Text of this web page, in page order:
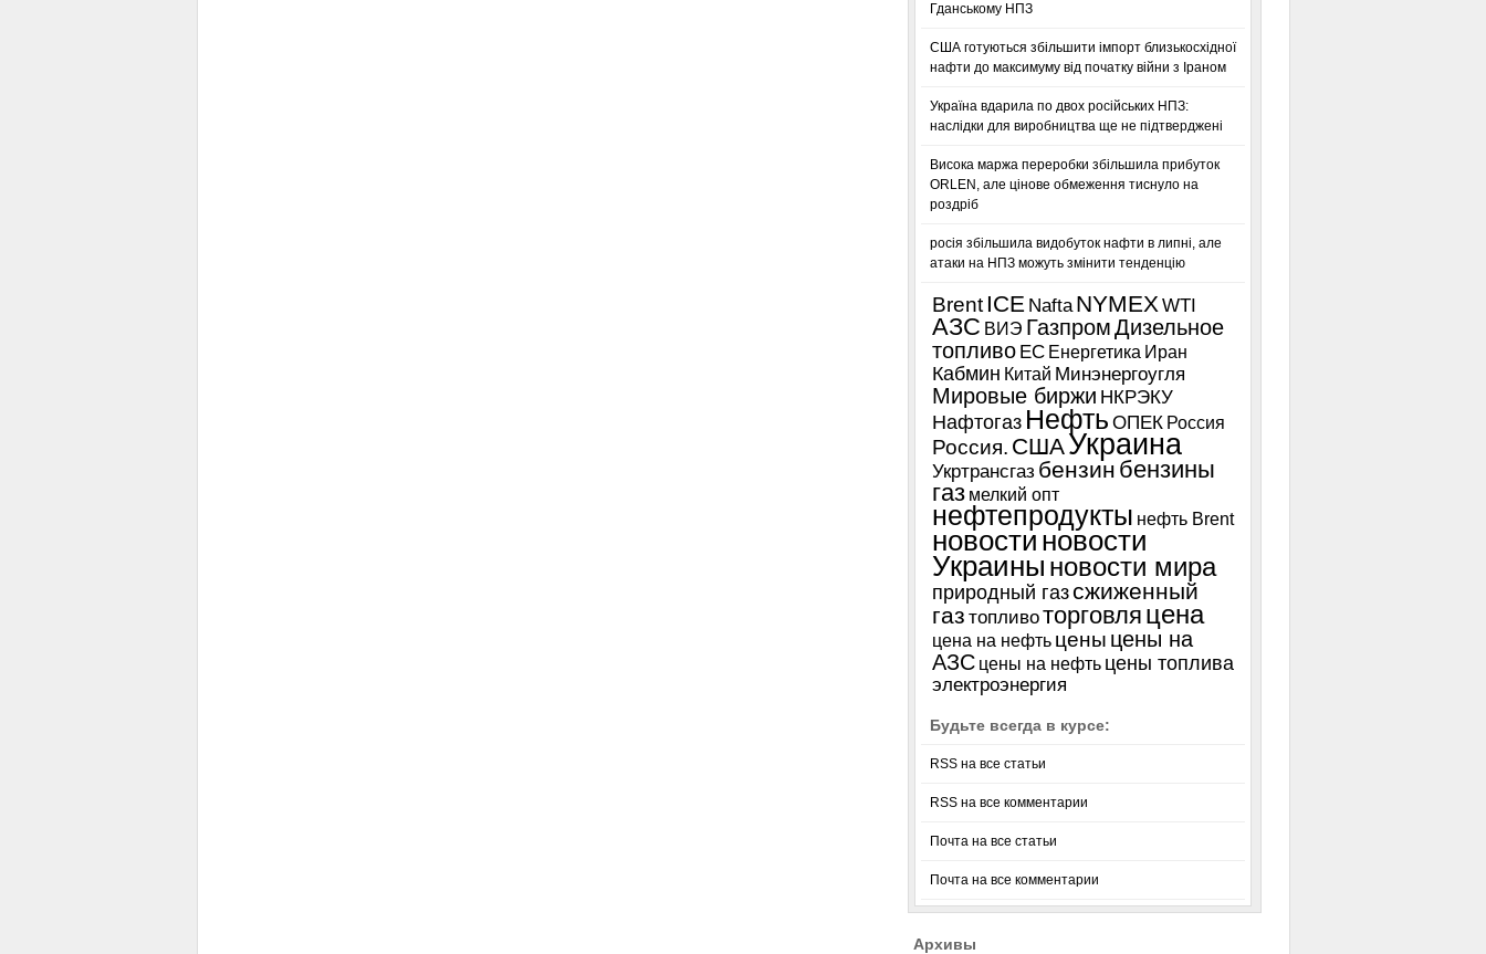
Гданському НПЗ
США готуються збільшити імпорт близькосхідної
нафти до максимуму від початку війни з Іраном
Україна вдарила по двох російських НПЗ:
наслідки для виробництва ще не підтверджені
Висока маржа переробки збільшила прибуток
ORLEN, але цінове обмеження тиснуло на
роздріб
росія збільшила видобуток нафти в липні, але
атаки на НПЗ можуть змінити тенденцію
Brent ICE Nafta NYMEXWTI
АЗС ВИЭ ГазпромДизельное
топливо ЕС Енергетика Иран
Кабмин Китай Минэнергоугля
Мировые биржи НКРЭКУ
Нафтогаз Нефть ОПЕК Россия
Россия. СШАУкраина
Укртрансгаз бензин бензины
газ мелкий опт
нефтепродукты нефть Brent
новости новости
Украины новости мира
природный газсжиженный
газ топливоторговля цена
цена на нефть цены цены на
АЗС цены на нефть цены топлива
электроэнергия
Будьте всегда в курсе:
RSS на все статьи
RSS на все комментарии
Почта на все статьи
Почта на все комментарии
Архивы